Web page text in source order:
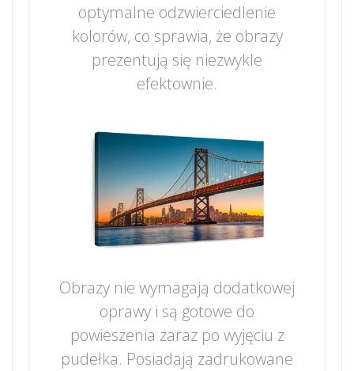
optymalne odzwierciedlenie
kolorów, co sprawia, że obrazy
prezentują się niezwykle
efektownie.
Obrazy nie wymagają dodatkowej
oprawy i są gotowe do
powieszenia zaraz po wyjęciu z
pudełka. Posiadają zadrukowane